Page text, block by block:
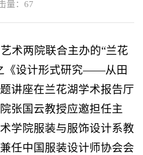
量： 67
术两院联合主办的“兰花
《设计形式研究——从田
讲座在兰花湖学术报告厅
张国云教授应邀担任主
学院服装与服饰设计系教
任中国服装设计师协会会